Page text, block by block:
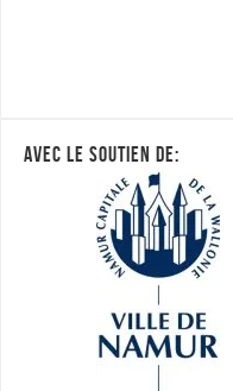
AVEC LE SOUTIEN DE: